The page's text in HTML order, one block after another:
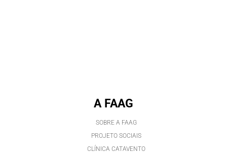
A FAAG
SOBRE A FAAG
PROJETO SOCIAIS
CLÍNICA CATAVENTO